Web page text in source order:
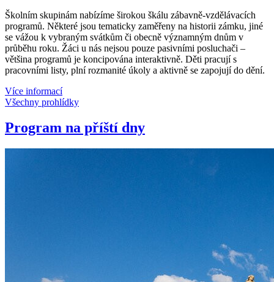
Školním skupinám nabízíme širokou škálu zábavně-vzdělávacích
programů. Některé jsou tematicky zaměřeny na historii zámku, jiné
se vážou k vybraným svátkům či obecně významným dnům v
průběhu roku. Žáci u nás nejsou pouze pasivními posluchači –
většina programů je koncipována interaktivně. Děti pracují s
pracovními listy, plní rozmanité úkoly a aktivně se zapojují do dění.
Více informací
Všechny prohlídky
Program na příští dny